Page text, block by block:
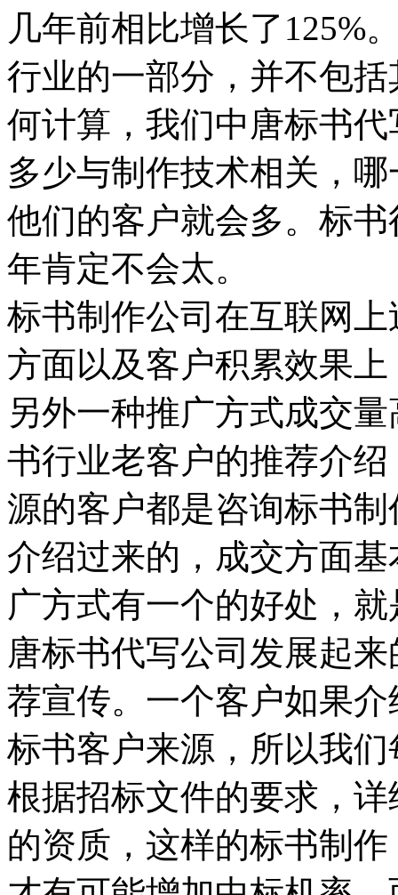
几年前相比增长了125%
行业的一部分，并不包
何计算，我们中唐标书
多少与制作技术相关，
他们的客户就会多。标
年肯定不会太。
标书制作公司在互联网
方面以及客户积累效果
另外一种推广方式成交
书行业老客户的推荐介
源的客户都是咨询标书
介绍过来的，成交方面
广方式有一个的好处，
唐标书代写公司发展起
荐宣传。一个客户如果
标书客户来源，所以我
根据招标文件的要求，
的资质，这样的标书制